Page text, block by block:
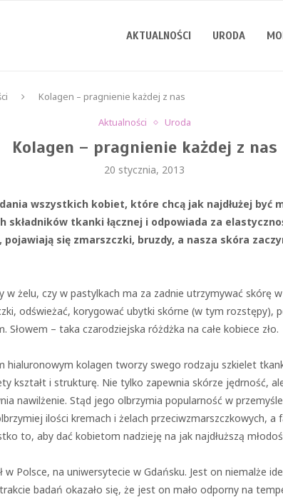
AKTUALNOŚCI URODA
Kolagen – pragnienie każdej z nas
Aktualności
Uroda
Kolagen – pragnienie każdej z nas
20 stycznia, 2013
wszystkich kobiet, które chcą jak najdłużej być
składników tkanki łącznej i odpowiada za
pojawiają się zmarszczki, bruzdy, a nasza skóra
w żelu, czy w pastylkach ma za zadnie utrzymywać skórę
odświeżać, korygować ubytki skórne (w tym rozstępy),
Słowem – taka czarodziejska różdżka na całe kobiece zło.
hialuronowym kolagen tworzy swego rodzaju szkielet
kształt i strukturę. Nie tylko zapewnia skórze jędrność,
nawilżenie. Stąd jego olbrzymia popularność w
ilości kremach i żelach przeciwzmarszczkowych, a
to, aby dać kobietom nadzieję na jak najdłuższą
Polsce, na uniwersytecie w Gdańsku. Jest on niemalże
badań okazało się, że jest on mało odporny na